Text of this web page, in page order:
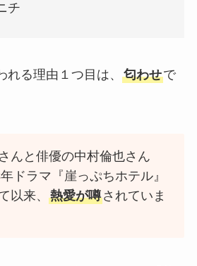
チ
る理由１つ目は、 匂わせで
んと俳優の中村倫也さん
ドラマ『崖っぷちホテル』
以来、熱愛が噂されていま